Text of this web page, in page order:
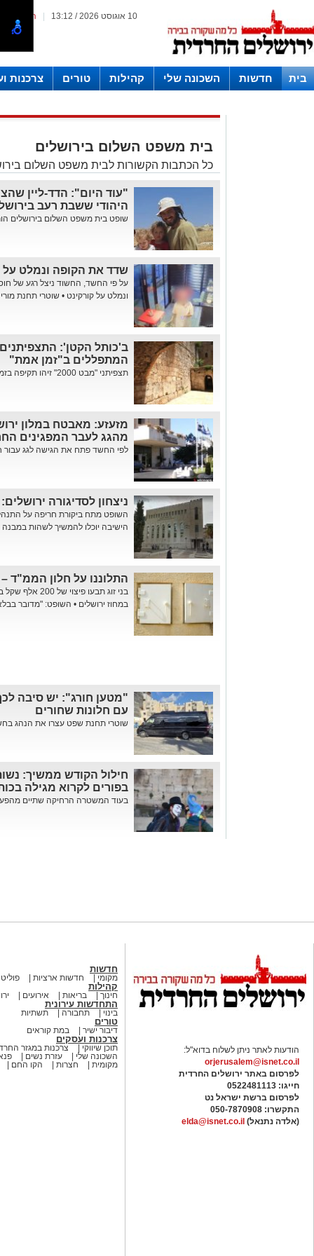
המייל 10 אוגוסט 2026 / 13:12
בית חדשות השכונה שלי קהילות טורים
צרכנות
בית משפט השלום בירושלים
כל הכתבות הקשורות לבית משפט השלום
"עוד היום": הדד-ליין
היהודי ששבת רעב
שופט בית משפט השלום בירושלים
שדד את הקופה ונמלט על
על פי החשד, החשוד ניצל רגע של
ונמלט על קורקינט • שוטרי תחנת
ב'כותל הקטן':
המתפללים ב"זמן אמת"
תצפיתני "מבט 2000" זיהו תקיפה בזמן אמת • בית המשפט האריך את מ...
מזעזע: מאבטח במלון
מהגג לעבר המפגינים
לפי החשד פתח את הגישה לגג עבור
ניצחון לסדיגורה
השופט מתח ביקורת חריפה על
הישיבה יוכלו להמשיך לשהות
התלוננו על חלון הממ"ד –
בני זוג תבעו
במחוז ירושלים • השופט: "מדובר בבלאי
"מטען חורג": יש סיבה
עם חלונות שחורים
שוטרי תחנת שפט עצרו את הנהג
חילול הקודש ממשיך:
בפורים לקרוא מגילה
בעוד המשטרה הרחיקה שתיים
הודעות לאתר ניתן לשלוח בדוא"ל:
orjerusalem@isnet.co.il
לפרסום באתר ירושלים החרדית
חייגו: 0522481113
לפרסום ברשת ישראל נט
התקשרו: 050-7870908
(אלדה נתנאל) elda@isnet.co.il
חדשות
מקומי חדשות ארציות
קהילות
חינוך בריאות אירועים
התחדשות עירונית
בינוי תחבורה תשתיות
טורים
דיבור ישיר במת קוראים
צרכנות ועסקים
תוכן שיווקי
צרכנות במגזר
השכונה שלי
עזרת נשים
מקומית
חצרות הקו החם